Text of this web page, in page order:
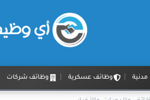
وظائف عسكرية وظائف شركات